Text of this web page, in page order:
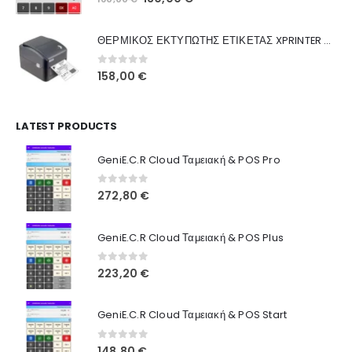
160,00 €. είναι:
ΘΕΡΜΙΚΟΣ ΕΚΤΥΠΩΤΗΣ ΕΤΙΚΕΤΑΣ XPRINTER XP-420B
0out of 5
158,00 €
LATEST PRODUCTS
GeniE.C.R Cloud Ταμειακή & POS Pro
0out of 5
272,80 €
GeniE.C.R Cloud Ταμειακή & POS Plus
0out of 5
223,20 €
GeniE.C.R Cloud Ταμειακή & POS Start
0out of 5
Ποιοι Είμαστε
Γιατί Εμάς
Blog
Όροι Χρήσης
Τρόποι Αγοράς
Τρόποι Πληρωμής
Τρόποι Αποστολής
Ασφάλεια Πληρωμών